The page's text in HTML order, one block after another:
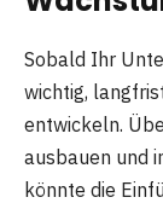
Sobald Ihr
wichtig,
entwickeln.
ausbauen und
könnte die